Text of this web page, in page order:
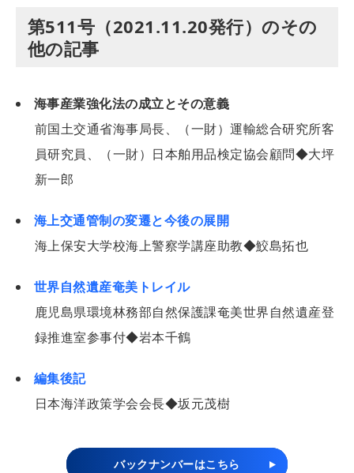
第511号（2021.11.20発行）のその
他の記事
海事産業強化法の成立とその意義
前国土交通省海事局長、（一財）運輸総合研究所客
員研究員、（一財）日本舶用品検定協会顧問◆大坪
新一郎
海上交通管制の変遷と今後の展開
海上保安大学校海上警察学講座助教◆鮫島拓也
世界自然遺産奄美トレイル
鹿児島県環境林務部自然保護課奄美世界自然遺産登
録推進室参事付◆岩本千鶴
編集後記
日本海洋政策学会会長◆坂元茂樹
バックナンバーはこちら